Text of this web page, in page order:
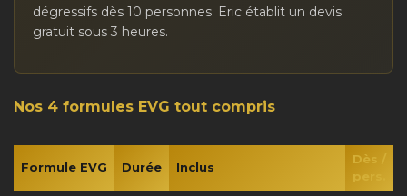
dégressifs dès 10 personnes. Eric établit un devis
gratuit sous 3 heures.
Nos 4 formules EVG tout compris
Formule EVG Durée Inclus
Dès /
pers.